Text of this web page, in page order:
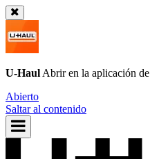
U-Haul Abrir en la aplicación de
Abierto
Saltar al contenido